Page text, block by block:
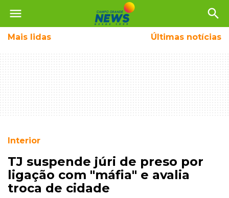
menu search
Mais lidas Últimas notícias
Interior
TJ suspende júri de preso por
ligação com "máfia" e avalia
troca de cidade